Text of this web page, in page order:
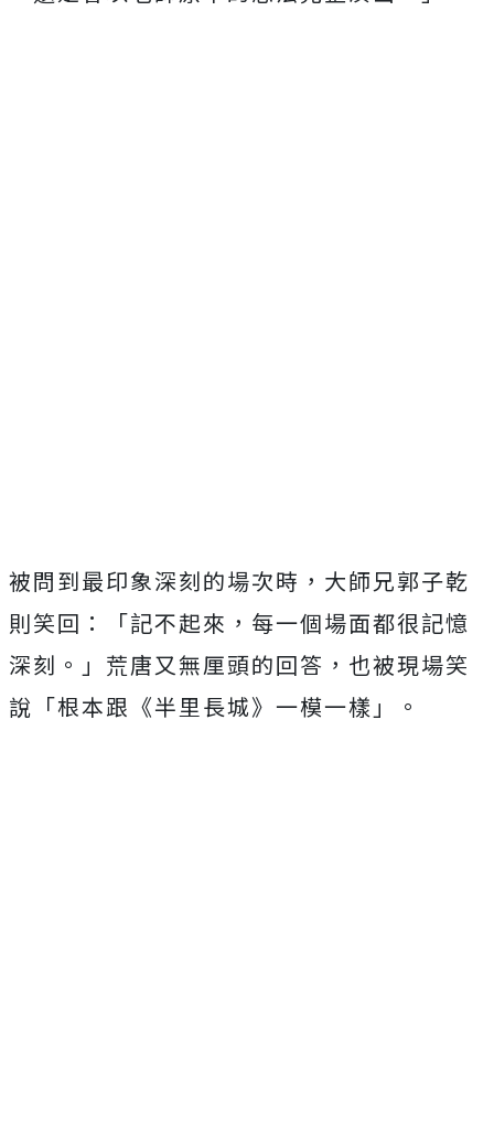
被問到最印象深刻的場次時，大師兄郭子乾
則笑回：「記不起來，每一個場面都很記憶
深刻。」荒唐又無厘頭的回答，也被現場笑
說「根本跟《半里長城》一模一樣」。